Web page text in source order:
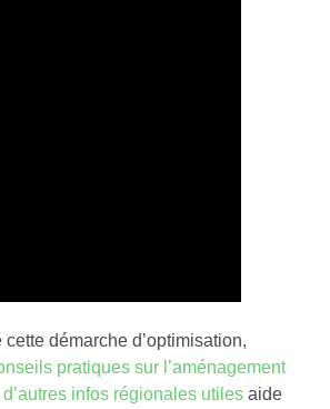
démarche d’optimisation,
pratiques sur l’aménagement
d’autres infos régionales utiles aide